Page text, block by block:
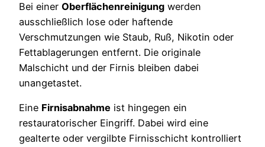
Bei einer Oberflächenreinigung werden
ausschließlich lose oder haftende
Verschmutzungen wie Staub, Ruß, Nikotin oder
Fettablagerungen entfernt. Die originale
Malschicht und der Firnis bleiben dabei
unangetastet.
Eine Firnisabnahme ist hingegen ein
restauratorischer Eingriff. Dabei wird eine
gealterte oder vergilbte Firnisschicht kontrolliert